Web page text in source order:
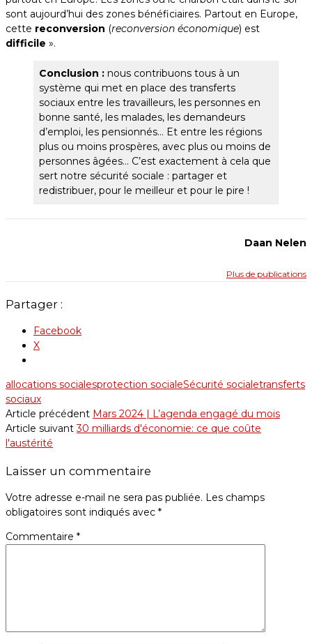
sont aujourd’hui des zones bénéficiaires. Partout en Europe,
cette reconversion (reconversion économique) est
difficile ».
Conclusion : nous contribuons tous à un
système qui met en place des transferts
sociaux entre les travailleurs, les personnes en
bonne santé, les malades, les demandeurs
d’emploi, les pensionnés… Et entre les régions
plus ou moins prospères, avec plus ou moins de
personnes âgées… C’est exactement à cela que
sert notre sécurité sociale : partager et
redistribuer, pour le meilleur et pour le pire !
Daan Nelen
Plus de publications
Partager :
Facebook
X
allocations socialesprotection socialeSécurité socialetransferts
sociaux
Article précédent Mars 2024 | L’agenda engagé du mois
Article suivant 30 milliards d'économie: ce que coûte
l'austérité
Laisser un commentaire
Votre adresse e-mail ne sera pas publiée. Les champs
obligatoires sont indiqués avec *
Commentaire *